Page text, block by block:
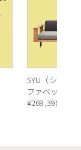
SYU（シュウ
ファベッド（
ュラル）
¥269,390